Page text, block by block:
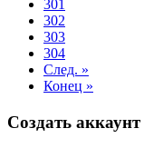
301
302
303
304
След. »
Конец »
Создать аккаунт